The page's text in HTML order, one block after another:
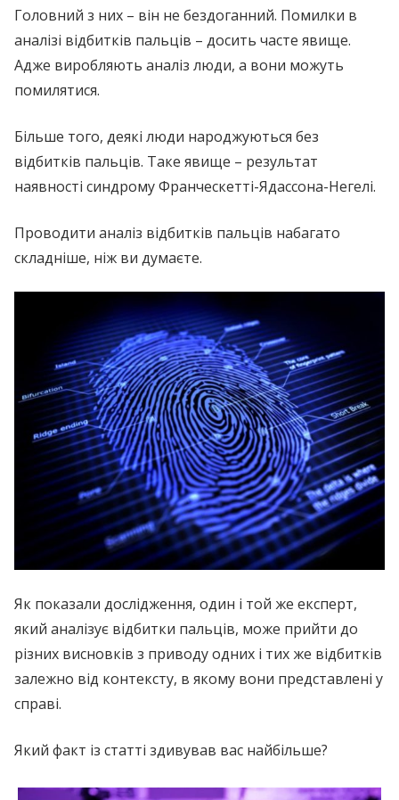
Головний з них – він не бездоганний. Помилки в
аналізі відбитків пальців – досить часте явище.
Адже виробляють аналіз люди, а вони можуть
помилятися.
Більше того, деякі люди народжуються без
відбитків пальців. Таке явище – результат
наявності синдрому Франческетті-Ядассона-Негелі.
Проводити аналіз відбитків пальців набагато
складніше, ніж ви думаєте.
Як показали дослідження, один і той же експерт,
який аналізує відбитки пальців, може прийти до
різних висновків з приводу одних і тих же відбитків
залежно від контексту, в якому вони представлені у
справі.
Який факт із статті здивував вас найбільше?